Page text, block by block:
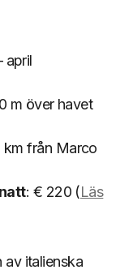
april
m över havet
km från Marco
: € 220 (Läs
av italienska